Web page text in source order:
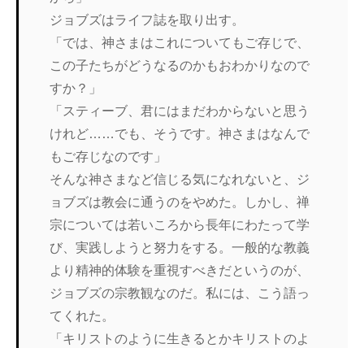
ジョブズはライフ誌を取り出す。
「では、神さまはこれについてもご存じで、
この子たちがどうなるのかもおわかりなので
すか？」
「スティーブ、君にはまだわからないと思う
けれど……でも、そうです。神さまはなんで
もご存じなのです」
そんな神さまなど信じる気になれないと、ジ
ョブズは教会に通うのをやめた。しかし、禅
宗については若いころから長年にわたって学
び、実践しようと努力をする。一般的な教義
より精神的体験を重視すべきだというのが、
ジョブズの宗教観なのだ。私には、こう語っ
てくれた。
「キリストのように生きるとかキリストのよ